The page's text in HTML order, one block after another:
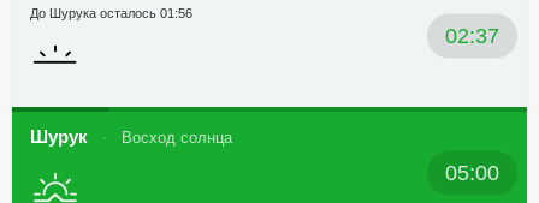
02:37
До Шурука осталось 01:56
Шурук Восход солнца
05:00